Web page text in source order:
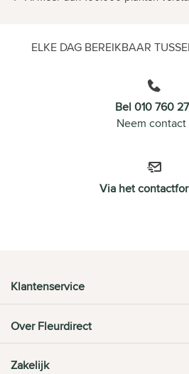
ELKE DAG BEREIKBAAR
Bel 010 760
Neem
Via het
Klantenservice
Over Fleurdirect
Zakelijk